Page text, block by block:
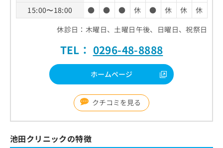
15:00〜18:00
● ● ● 休 ● 休 休
休
休診日：木曜日、土曜日午後、日曜日、祝祭日
TEL： 0296-48-8888
ホームページ
クチコミを見る
池田クリニックの特徴